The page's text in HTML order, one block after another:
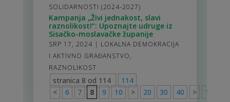
SOLIDARNOSTI (2024-2027)
Kampanja „Živi jednakost, slavi
raznolikost!“: Upoznajte udruge iz
Sisačko-moslavačke županije
SRP 17, 2024 | LOKALNA DEMOKRACIJA
I AKTIVNO GRAĐANSTVO,
RAZNOLIKOST
stranica 8 od 114
114
<
6 7 8 9 10 > 20 30 40 > 114